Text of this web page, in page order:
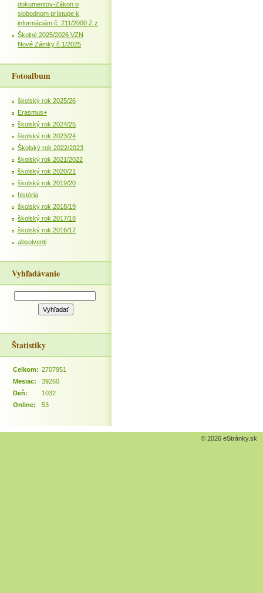
dokumentov-Zákon o
slobodnom prístupe k
informáciám č. 211/2000 Z.z
Školné 2025/2026 VZN
Nové Zámky č.1/2025
Fotoalbum
školský rok 2025/26
Erasmus+
školský rok 2024/25
školský rok 2023/24
Školský rok 2022/2023
školský rok 2021/2022
školský rok 2020/21
školský rok 2019/20
história
školský rok 2018/19
školský rok 2017/18
školský rok 2016/17
absolventi
Vyhľadávanie
Štatistiky
Online: 53
Celkom: 2707951
Mesiac:
39260
Deň:
1032
© 2026 eStránky.sk